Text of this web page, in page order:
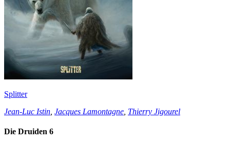
Splitter
Jean-Luc Istin Jacques Lamontagne Thierry Jigourel
Die Druiden 6